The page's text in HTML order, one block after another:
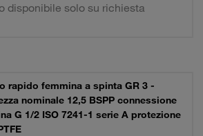
disponibile solo su richiesta
rapido femmina a spinta GR 3 -
nominale 12,5 BSPP connessione
G 1/2 ISO 7241-1 serie A protezione